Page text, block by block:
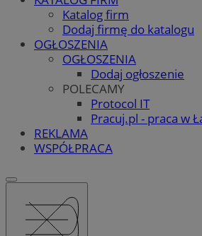
Katalog firm
Dodaj firmę do katalogu
OGŁOSZENIA
OGŁOSZENIA
Dodaj ogłoszenie
POLECAMY
Protocol IT
Pracuj.pl - praca w
REKLAMA
WSPÓŁPRACA